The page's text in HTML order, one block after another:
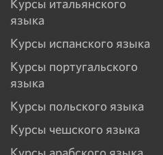
Курсы итальянского
языка
Курсы испанского языка
Курсы португальского
языка
Курсы польского языка
Курсы чешского языка